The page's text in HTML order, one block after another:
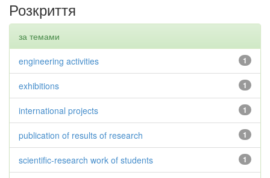
Розкриття
за темами
1
engineering activities
1
exhibitions
1
international projects
1
publication of results of research
1
scientific-research work of students